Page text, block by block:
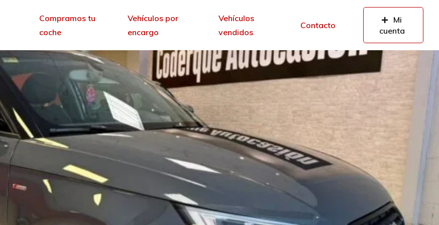
Compramos tu
coche
Vehículos por
encargo
Vehículos
vendidos
Contacto
Mi
cuenta